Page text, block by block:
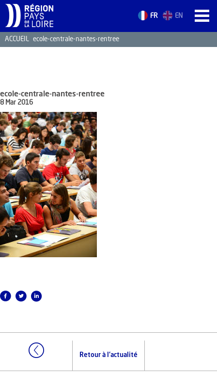
FR EN
ACCUEIL ecole-centrale-nantes-rentree
ecole-centrale-nantes-rentree
8 Mar 2016
Retour à l'actualité